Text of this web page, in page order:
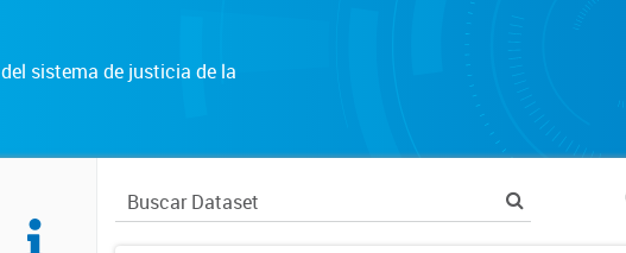
sistema de justicia de la